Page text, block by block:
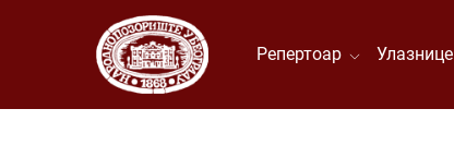
Репертоар Улазнице